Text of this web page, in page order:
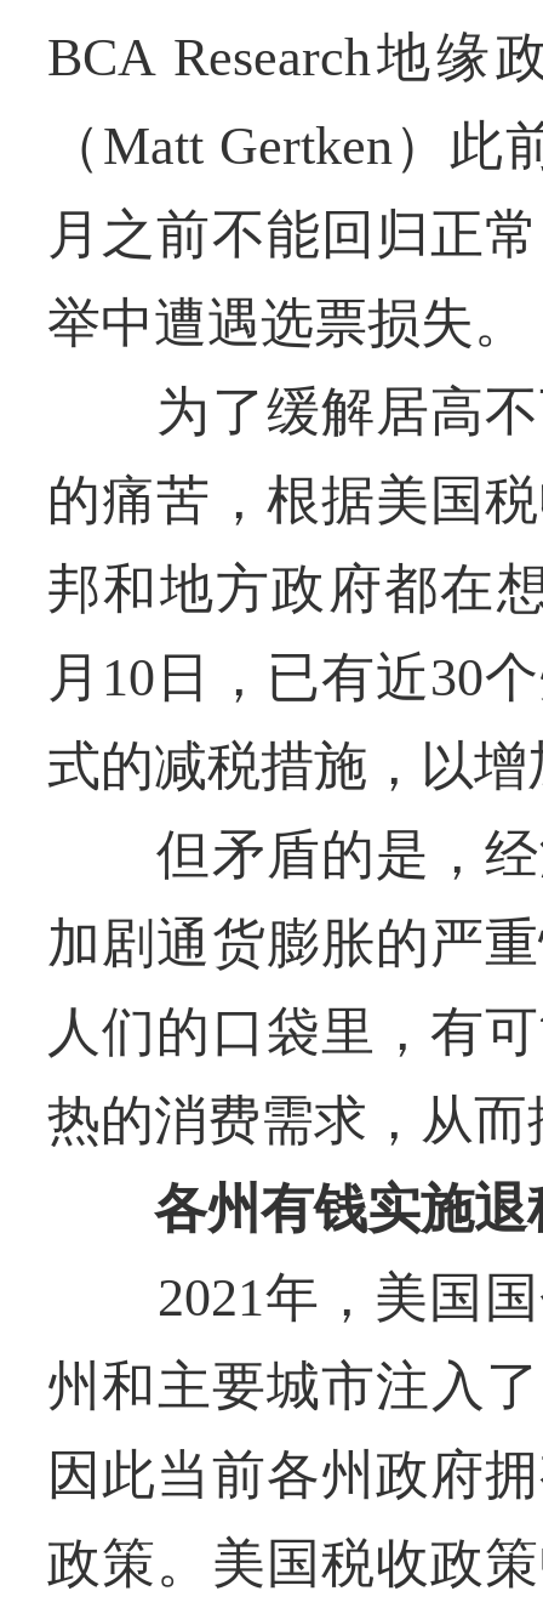
BCA Research地
（Matt Gertken）
月之前不能回归正
举中遭遇选票损失。
为了缓解居高不
的痛苦，根据美国
邦和地方政府都在
月10日，已有近30
式的减税措施，以
但矛盾的是，经
加剧通货膨胀的严
人们的口袋里，有
热的消费需求，从
各州有钱实施退
2021年，美国国
州和主要城市注入
因此当前各州政府
政策。美国税收政